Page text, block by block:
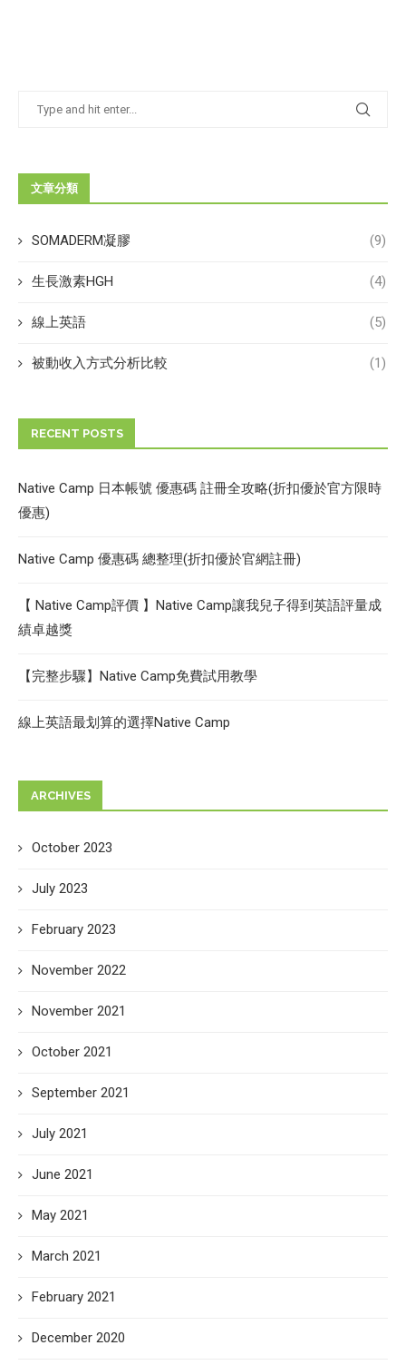
文章分類
SOMADERM凝膠 (9)
生長激素HGH (4)
線上英語 (5)
被動收入方式分析比較 (1)
RECENT POSTS
Native Camp 日本帳號 優惠碼 註冊全攻略(折扣優於官方限時
優惠)
Native Camp 優惠碼 總整理(折扣優於官網註冊)
【 Native Camp評價 】Native Camp讓我兒子得到英語評量成
績卓越獎
【完整步驟】Native Camp免費試用教學
線上英語最划算的選擇Native Camp
ARCHIVES
October 2023
July 2023
February 2023
November 2022
November 2021
October 2021
September 2021
July 2021
June 2021
May 2021
March 2021
February 2021
December 2020